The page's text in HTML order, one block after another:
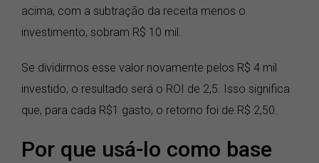
acima, com a subtração da receita menos o
investimento, sobram R$ 10 mil.
Se dividirmos esse valor novamente pelos R$ 4 mil
investido, o resultado será o ROI de 2,5. Isso significa
que, para cada R$1 gasto, o retorno foi de R$ 2,50.
Por que usá-lo como base